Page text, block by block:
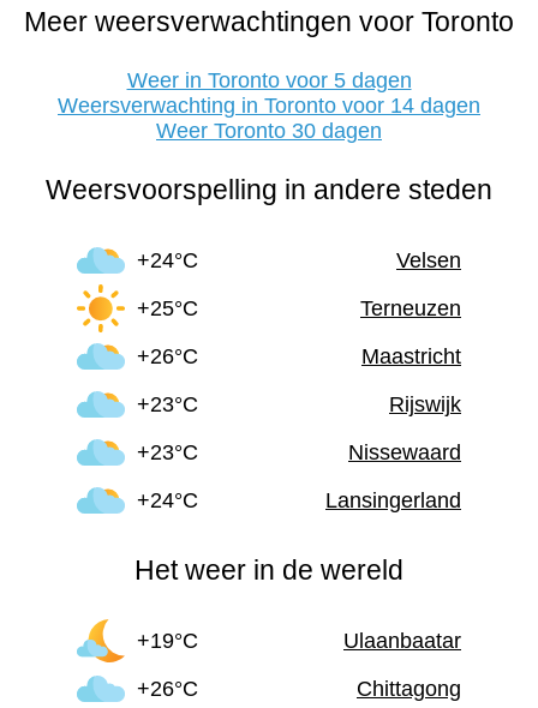
Meer weersverwachtingen voor Toronto
Weer in Toronto voor 5 dagen
Weersverwachting in Toronto voor 14 dagen
Weer Toronto 30 dagen
Weersvoorspelling in andere steden
+24°C
Velsen
+25°C
Terneuzen
+26°C
Maastricht
+23°C
Rijswijk
+23°C
Nissewaard
+24°C
Lansingerland
Het weer in de wereld
+19°C
Ulaanbaatar
+26°C
Chittagong